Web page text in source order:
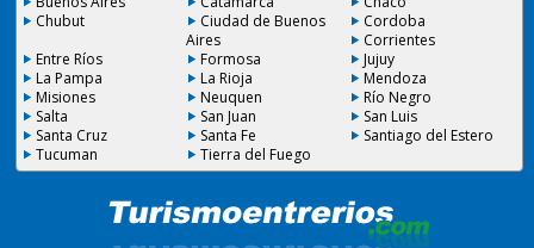
Chubut
Ciudad de Buenos
Aires
Cordoba
Corrientes
Entre Ríos
Formosa
Jujuy
La Pampa
La Rioja
Mendoza
Misiones
Neuquen
Río Negro
Salta
San Juan
San Luis
Santa Cruz
Santa Fe
Santiago del Estero
Tucuman
Tierra del Fuego